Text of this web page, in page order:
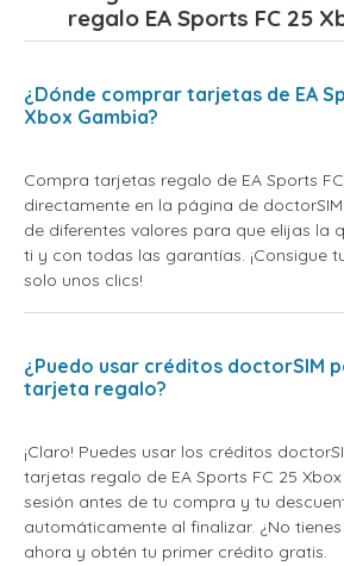
regalo EA Sports FC 25
¿Dónde comprar tarjetas de EA
Xbox Gambia?
Compra tarjetas regalo de EA Sports
directamente en la página de
de diferentes valores para que elijas la
ti y con todas las garantías. ¡Consigue
solo unos clics!
¿Puedo usar créditos doctorSIM
tarjeta regalo?
¡Claro! Puedes usar los créditos
tarjetas regalo de EA Sports FC 25
sesión antes de tu compra y tu
automáticamente al finalizar. ¿No
ahora y obtén tu primer crédito gratis.